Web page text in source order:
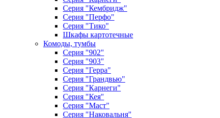
Серия "Кембридж"
Серия "Перфо"
Серия "Тико"
Шкафы картотечные
Комоды, тумбы
Серия "902"
Серия "903"
Серия "Герра"
Серия "Грандвью"
Серия "Карнеги"
Серия "Кея"
Серия "Маст"
Серия "Наковальня"